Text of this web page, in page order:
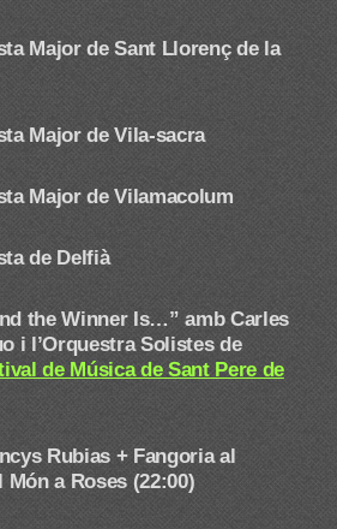
Major de Sant Llorenç de la
Major de Vila-sacra
Major de Vilamacolum
de Delfià
the Winner Is…” amb Carles
i l’Orquestra Solistes de
de Música de Sant Pere de
Rubias + Fangoriaal
a Roses (22:00)